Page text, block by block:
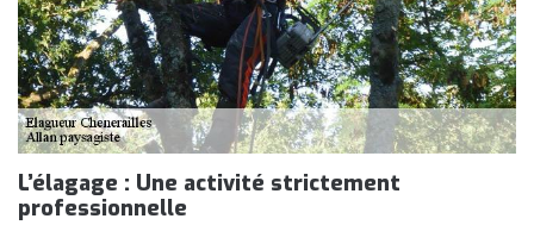
L’élagage : Une activité strictement
professionnelle